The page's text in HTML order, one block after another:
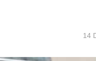
14